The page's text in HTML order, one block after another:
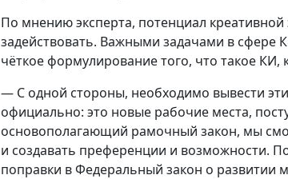
По мнению эксперта, потенциал
задействовать. Важными задачами в сфере
чёткое формулирование того, что такое КИ,
— С одной стороны, необходимо вывести
официально: это новые рабочие места,
основополагающий рамочный закон, мы
и создавать преференции и возможности.
поправки в Федеральный закон о развитии